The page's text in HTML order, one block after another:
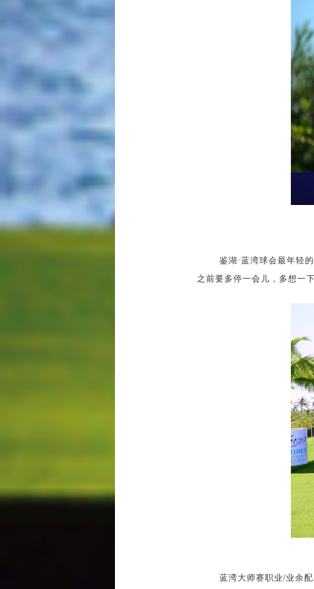
鉴湖·蓝湾球会最年轻
之前要多停一会儿，多想一
蓝湾大师赛职业/业余配对